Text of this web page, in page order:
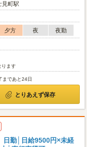
見町駅
夕方 夜
夜勤
ります
まであと24日
とりあえず保存
日勤│日給9500円×未経